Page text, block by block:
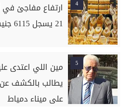
4
ارتفاع مفاجئ في
21 يسجل 6115 جنيهًا
5
مين اللي اعتدى
يطالب بالكشف
على ميناء دمياط